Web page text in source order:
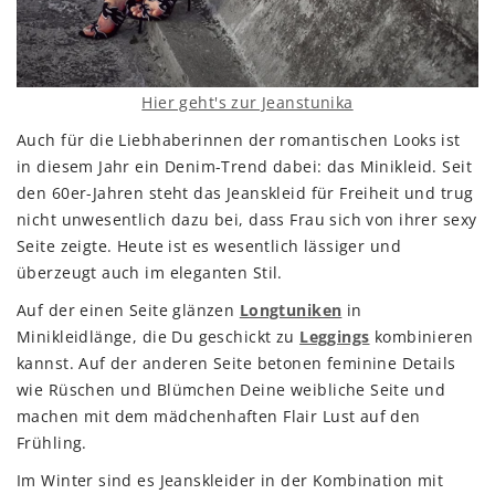
Hier geht's zur Jeanstunika
Auch für die Liebhaberinnen der romantischen Looks ist
in diesem Jahr ein Denim-Trend dabei: das Minikleid. Seit
den 60er-Jahren steht das Jeanskleid für Freiheit und trug
nicht unwesentlich dazu bei, dass Frau sich von ihrer sexy
Seite zeigte. Heute ist es wesentlich lässiger und
überzeugt auch im eleganten Stil.
Auf der einen Seite glänzen Longtuniken in
Minikleidlänge, die Du geschickt zu Leggings kombinieren
kannst. Auf der anderen Seite betonen feminine Details
wie Rüschen und Blümchen Deine weibliche Seite und
machen mit dem mädchenhaften Flair Lust auf den
Frühling.
Im Winter sind es Jeanskleider in der Kombination mit